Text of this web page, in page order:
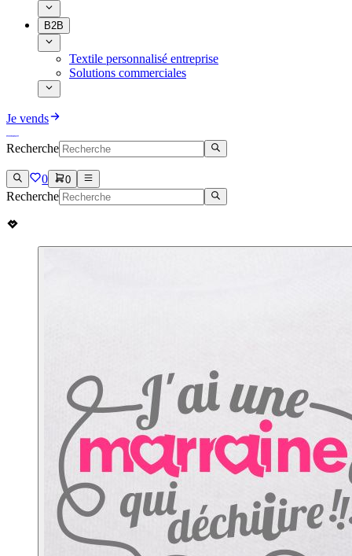
B2B
Textile personnalisé entreprise
Solutions commerciales
Je vends
Recherche
0 0
Recherche